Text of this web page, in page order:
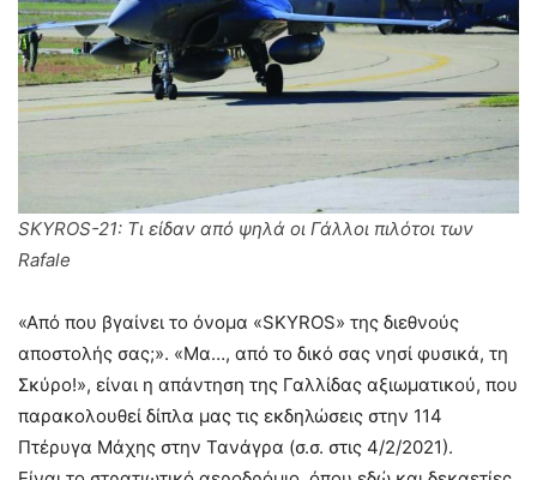
SKYROS-21: Τι είδαν από ψηλά οι Γάλλοι πιλότοι των
Rafale
«Από που βγαίνει το όνομα «SKYROS» της διεθνούς
αποστολής σας;». «Μα…, από το δικό σας νησί φυσικά, τη
Σκύρο!», είναι η απάντηση της Γαλλίδας αξιωματικού, που
παρακολουθεί δίπλα μας τις εκδηλώσεις στην 114
Πτέρυγα Μάχης στην Τανάγρα (σ.σ. στις 4/2/2021).